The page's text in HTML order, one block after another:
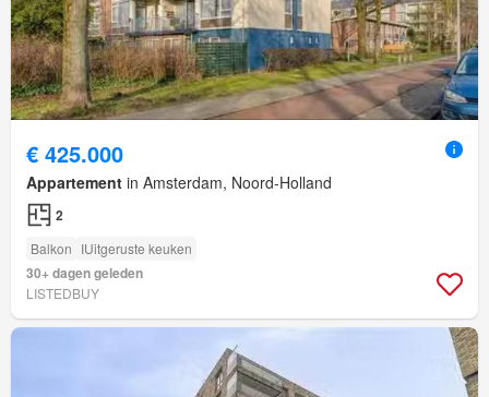
€ 425.000
Appartement in Amsterdam, Noord-Holland
2
Balkon IUitgeruste keuken
30+ dagen geleden
LISTEDBUY